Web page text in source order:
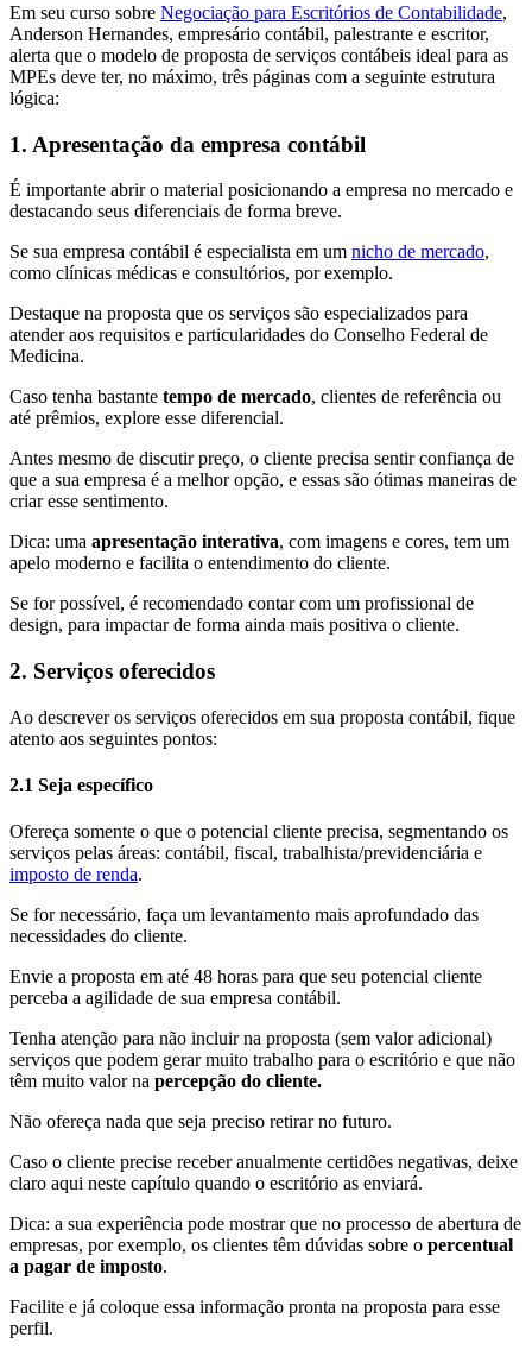
Em seu curso sobre Negociação para Escritórios de Contabilidade,
Anderson Hernandes, empresário contábil, palestrante e escritor,
alerta que o modelo de proposta de serviços contábeis ideal para as
MPEs deve ter, no máximo, três páginas com a seguinte estrutura
lógica:
1. Apresentação da empresa contábil
É importante abrir o material posicionando a empresa no mercado e
destacando seus diferenciais de forma breve.
Se sua empresa contábil é especialista em um nicho de mercado,
como clínicas médicas e consultórios, por exemplo.
Destaque na proposta que os serviços são especializados para
atender aos requisitos e particularidades do Conselho Federal de
Medicina.
Caso tenha bastante tempo de mercado, clientes de referência ou
até prêmios, explore esse diferencial.
Antes mesmo de discutir preço, o cliente precisa sentir confiança de
que a sua empresa é a melhor opção, e essas são ótimas maneiras de
criar esse sentimento.
Dica: uma apresentação interativa, com imagens e cores, tem um
apelo moderno e facilita o entendimento do cliente.
Se for possível, é recomendado contar com um profissional de
design, para impactar de forma ainda mais positiva o cliente.
2. Serviços oferecidos
Ao descrever os serviços oferecidos em sua proposta contábil, fique
atento aos seguintes pontos:
2.1 Seja específico
Ofereça somente o que o potencial cliente precisa, segmentando os
serviços pelas áreas: contábil, fiscal, trabalhista/previdenciária e
imposto de renda.
Se for necessário, faça um levantamento mais aprofundado das
necessidades do cliente.
Envie a proposta em até 48 horas para que seu potencial cliente
perceba a agilidade de sua empresa contábil.
Tenha atenção para não incluir na proposta (sem valor adicional)
serviços que podem gerar muito trabalho para o escritório e que não
têm muito valor na percepção do cliente.
Não ofereça nada que seja preciso retirar no futuro.
Caso o cliente precise receber anualmente certidões negativas, deixe
claro aqui neste capítulo quando o escritório as enviará.
Dica: a sua experiência pode mostrar que no processo de abertura de
empresas, por exemplo, os clientes têm dúvidas sobre o percentual
a pagar de imposto.
Facilite e já coloque essa informação pronta na proposta para esse
perfil.